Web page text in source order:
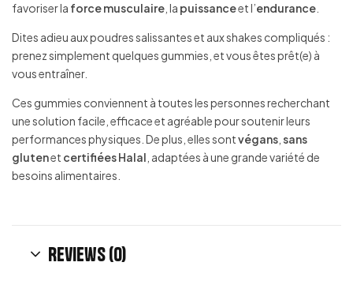
favoriser la force musculaire , la puissanceet l’endurance
Dites adieu aux poudres salissantes et aux shakes compliqués :
prenez simplement quelques gummies, et vous êtes prêt(e) à
vous entraîner.
Ces gummies conviennent à toutes les personnes recherchant
une solution facile, efficace et agréable pour soutenir leurs
performances physiques. De plus, elles sontvégans sans
glutenet certifiées Halal , adaptées à une grande variété de
besoins alimentaires.
Reviews (0)